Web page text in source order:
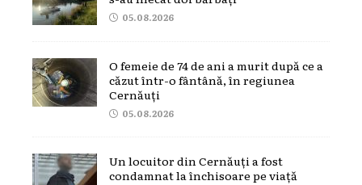
05.08.2026
O femeie de 74 de ani a murit după ce a
căzut într-o fântână, în regiunea
Cernăuți
05.08.2026
Un locuitor din Cernăuți a fost
condamnat la închisoare pe viață